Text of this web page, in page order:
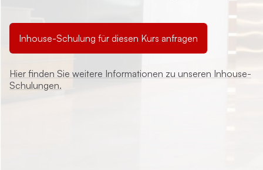
Inhouse-Schulung für diesen Kurs anfragen
Hier finden Sie weitere Informationen zu unseren Inhouse-
Schulungen.